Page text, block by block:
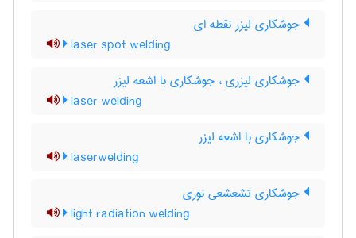
جوشکاری لیزر نقطه ای
laser spot welding
جوشکاری لیزری ، جوشکاری با اشعه لیزر
laser welding
جوشکاری با اشعه لیزر
laserwelding
جوشکاری تشعشعی نوری
light radiation welding